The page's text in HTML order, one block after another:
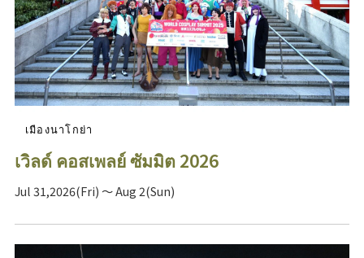
เมืองนาโกย่า
เวิลด์ คอสเพลย์ ซัมมิต 2026
Jul 31,2026(Fri) ～ Aug 2(Sun)